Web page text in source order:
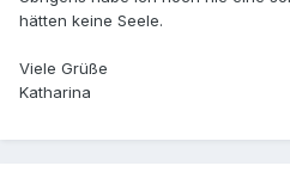
hätten keine Seele.
Viele Grüße
Katharina